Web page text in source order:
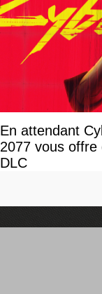
En attendant
2077 vous offre
DLC